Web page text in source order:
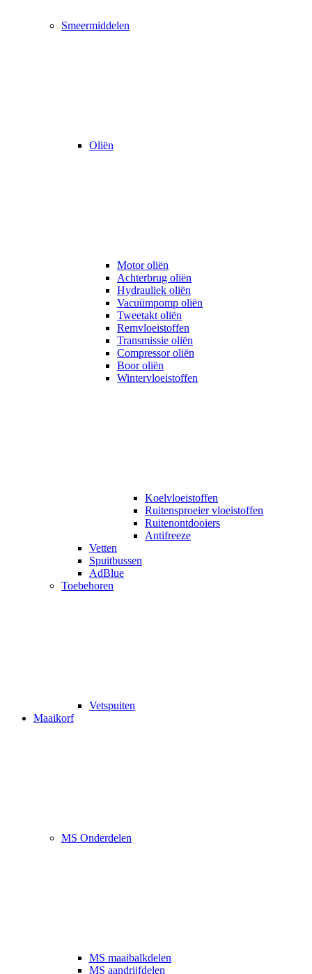
Smeermiddelen
Oliën
Motor oliën
Achterbrug oliën
Hydrauliek oliën
Vacuümpomp oliën
Tweetakt oliën
Remvloeistoffen
Transmissie oliën
Compressor oliën
Boor oliën
Wintervloeistoffen
Koelvloeistoffen
Ruitensproeier vloeistoffen
Ruitenontdooiers
Antifreeze
Vetten
Spuitbussen
AdBlue
Toebehoren
Vetspuiten
Maaikorf
MS Onderdelen
MS maaibalkdelen
MS aandrijfdelen